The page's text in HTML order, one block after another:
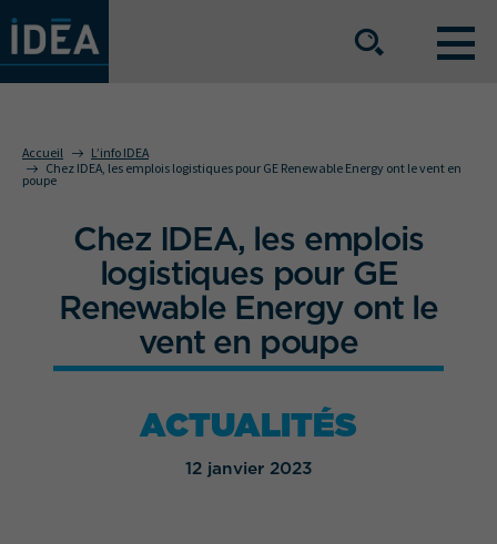
Nous rejoindre Espace Presse
NOS SECTEURS D'ACTIVITÉ
Accueil
L’info IDEA
Chez IDEA, les emplois logistiques pour GE Renewable Energy ont le vent en
poupe
Chez IDEA, les emplois
logistiques pour GE
Renewable Energy ont le
vent en poupe
ACTUALITÉS
12 janvier 2023